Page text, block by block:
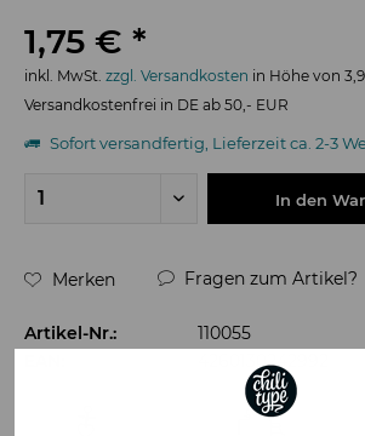
1,75 € *
inkl. MwSt. zzgl. Versandkosten in Höhe von
Versandkostenfrei in DE ab 50,- EUR
Sofort versandfertig, Lieferzeit ca. 2-3
In den
Merken Fragen zum Artikel?
Artikel-Nr.:
110055
4260130242992